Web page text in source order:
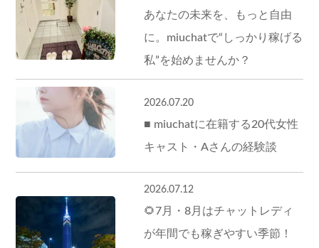
あなたの未来を、もっと自由
に。miuchatで“しっかり稼げる
私”を始めませんか？
2026.07.20
■ miuchatに在籍する20代女性
キャスト・Aさんの経験談
2026.07.12
🌻7月・8月はチャットレディ
が年間でも稼ぎやすい季節！